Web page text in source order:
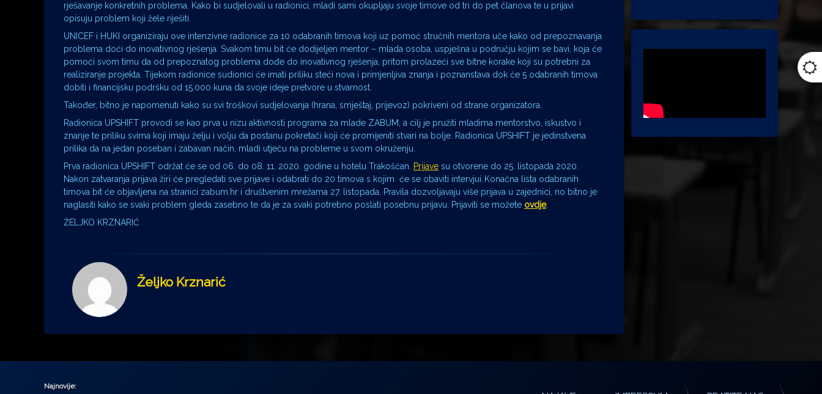
rješavanje konkretnih problema. Kako bi sudjelovali u radionici, mladi sami okupljaju svoje timove od tri do pet članova te u prijavi
opisuju problem koji žele riješiti.
UNICEF i HUKI organiziraju ove intenzivne radionice za 10 odabranih timova koji uz pomoć stručnih mentora uče kako od prepoznavanja
problema doći do inovativnog rješenja. Svakom timu bit će dodijeljen mentor – mlada osoba, uspješna u području kojim se bavi, koja će
pomoći svom timu da od prepoznatog problema dođe do inovativnog rješenja, pritom prolazeći sve bitne korake koji su potrebni za
realiziranje projekta. Tijekom radionice sudionici će imati priliku steći nova i primjenljiva znanja i poznanstava dok će 5 odabranih timova
dobiti i financijsku podršku od 15.000 kuna da svoje ideje pretvore u stvarnost.
Također, bitno je napomenuti kako su svi troškovi sudjelovanja (hrana, smještaj, prijevoz) pokriveni od strane organizatora.
Radionica UPSHIFT provodi se kao prva u nizu aktivnosti programa za mlade ZABUM, a cilj je pružiti mladima mentorstvo, iskustvo i
znanje te priliku svima koji imaju želju i volju da postanu pokretači koji će promijeniti stvari na bolje. Radionica UPSHIFT je jedinstvena
prilika da na jedan poseban i zabavan način, mladi utječu na probleme u svom okruženju.
Prva radionica UPSHIFT održat će se od 06. do 08. 11. 2020. godine u hotelu Trakošćan.
Prijave su otvorene do 25. listopada 2020.
Nakon zatvaranja prijava žiri će pregledati sve prijave i odabrati do 20 timova s kojim će se obaviti intervjui. Konačna lista odabranih
timova bit će objavljena na stranici zabum.hr i društvenim mrežama 27. listopada. Pravila dozvoljavaju više prijava u zajednici, no bitno je
naglasiti kako se svaki problem gleda zasebno te da je za svaki potrebno poslati posebnu prijavu. Prijaviti se možete ovdje.
ŽELJKO KRZNARIĆ
Željko Krznarić
Najnovije: